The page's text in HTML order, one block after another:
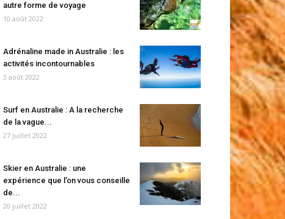
autre forme de voyage
10 août 2022
Adrénaline made in Australie : les
activités incontournables
3 août 2022
Surf en Australie : A la recherche
de la vague...
27 juillet 2022
Skier en Australie : une
expérience que l’on vous conseille
de...
20 juillet 2022